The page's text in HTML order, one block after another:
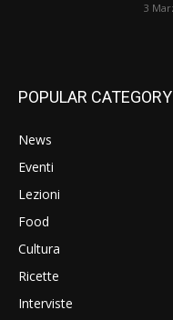
3
POPULAR CATEGORY
News
Eventi
Lezioni
Food
Cultura
Ricette
Interviste